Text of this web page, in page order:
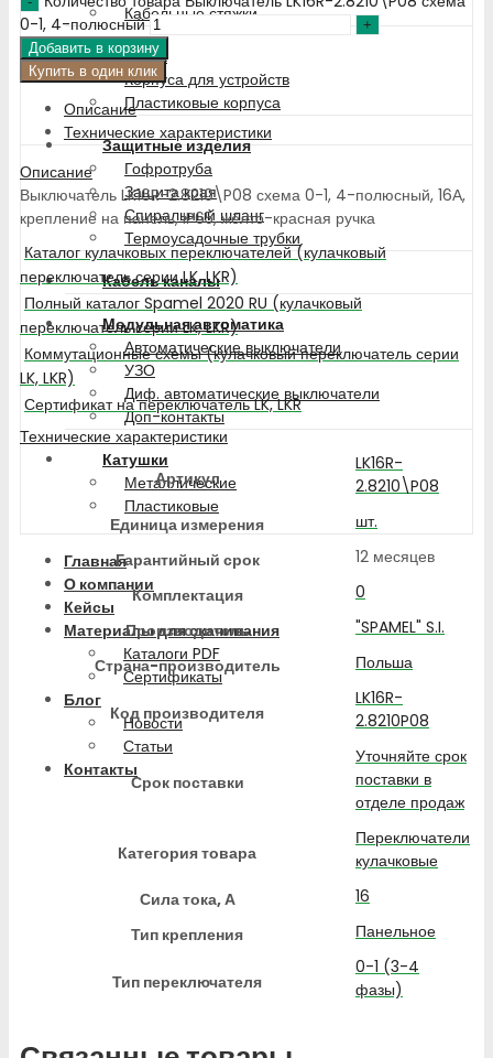
Кабельные стяжки
Корпуса
Корпуса для устройств
Пластиковые корпуса
Защитные изделия
Гофротруба
Защита края
Спиральный шланг
Термоусадочные трубки
Кабель каналы
Модульная автоматика
Автоматические выключатели
УЗО
Диф. автоматические выключатели
Доп-контакты
Катушки
Металлические
Пластиковые
Главная
О компании
Кейсы
Материалы для скачивания
Каталоги PDF
Сертификаты
Блог
Новости
Статьи
Контакты
0-1, 4-полюсный
Добавить в корзину
Купить в один клик
Описание
Технические характеристики
Описание
Выключатель LK16R-2.8210\P08 схема 0-1, 4-полюсный, 16А,
крепление на панель, IP65, жёлто-красная ручка
Каталог кулачковых переключателей (кулачковый
переключатель серии LK, LKR)
Полный каталог Spamel 2020 RU (кулачковый
переключатель серии LK, LKR)
Коммутационные схемы (кулачковый переключатель серии
LK, LKR)
Сертификат на переключатель LK, LKR
Технические характеристики
Артикул
LK16R-
2.8210\P08
Единица измерения
шт.
Гарантийный срок
12 месяцев
Комплектация
0
Производитель
"SPAMEL" S.I.
Страна-производитель
Польша
Код производителя
LK16R-
2.8210P08
Срок поставки
Уточняйте срок
поставки в
отделе продаж
Категория товара
Переключатели
кулачковые
Сила тока, А
16
Тип крепления
Панельное
Тип переключателя
0-1 (3-4
фазы)